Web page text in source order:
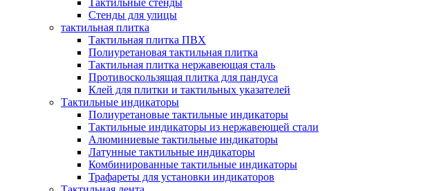
Тактильные стенды
Стенды для улицы
тактильная плитка
Тактильная плитка ПВХ
Полиуретановая тактильная плитка
Тактильная плитка нержавеющая сталь
Противоскользящая плитка для пандуса
Клей для плитки и тактильных указателей
Тактильные индикаторы
Полиуретановые тактильные индикаторы
Тактильные индикаторы из нержавеющей стали
Алюминиевые тактильные индикаторы
Латунные тактильные индикаторы
Комбинированные тактильные индикаторы
Трафареты для установки индикаторов